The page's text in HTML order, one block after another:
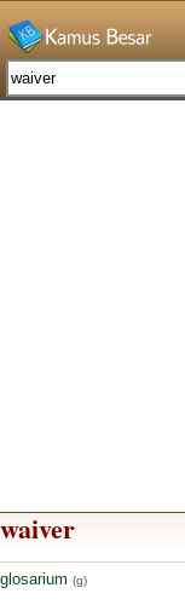
waiver
glosarium (g)